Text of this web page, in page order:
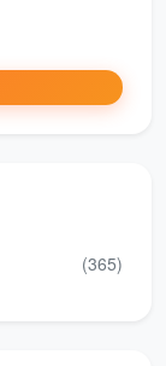
和粗开荒业务
队和高压清
焕然一新，为
项目
户快速了解
(365)